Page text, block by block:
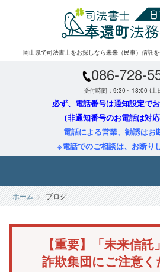
岡山県で司法書士をお探しなら未来（民事）信託
086-728-
受付時間：9:30～18:00 (土
必ず、電話番号は通知設定でお
（非通知番号のお電話は対
電話による営業、勧誘はお
※電話でのご相談は、お断り
ホーム ブログ
【重要】「未来信
詐欺集団にご注意